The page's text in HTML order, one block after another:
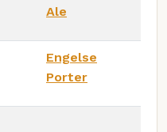
Ale
Engelse
Porter